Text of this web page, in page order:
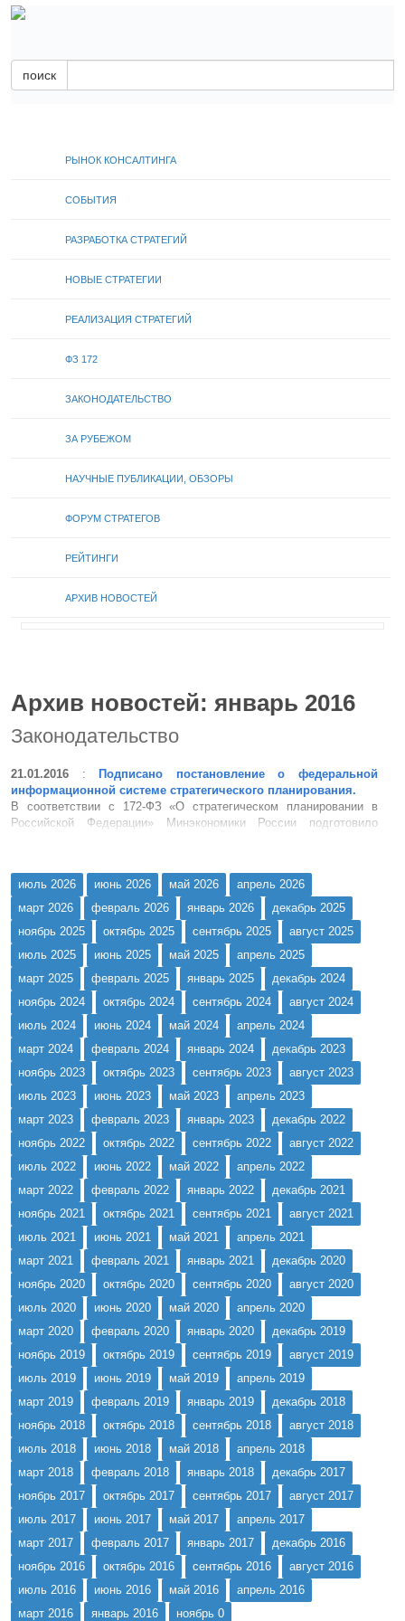
поиск
РЫНОК КОНСАЛТИНГА
СОБЫТИЯ
РАЗРАБОТКА СТРАТЕГИЙ
НОВЫЕ СТРАТЕГИИ
РЕАЛИЗАЦИЯ СТРАТЕГИЙ
ФЗ 172
ЗАКОНОДАТЕЛЬСТВО
ЗА РУБЕЖОМ
НАУЧНЫЕ ПУБЛИКАЦИИ, ОБЗОРЫ
ФОРУМ СТРАТЕГОВ
РЕЙТИНГИ
АРХИВ НОВОСТЕЙ
Архив новостей: январь 2016
Законодательство
21.01.2016 :
Подписано постановление о федеральной
информационной системе стратегического планирования.
В соответствии с 172-ФЗ «О стратегическом планировании в
Российской Федерации» Минэкономики России подготовило
внесении изменений в Положение о государственной автомат...
июль 2026
июнь 2026 май 2026
апрель 2026
март 2026
февраль 2026 январь 2026
декабрь 2025
ноябрь 2025
октябрь 2025 сентябрь 2025
август 2025
июль 2025
июнь 2025 май 2025
апрель 2025
март 2025
февраль 2025 январь 2025
декабрь 2024
ноябрь 2024
октябрь 2024 сентябрь 2024
август 2024
июль 2024
июнь 2024 май 2024
апрель 2024
март 2024
февраль 2024 январь 2024
декабрь 2023
ноябрь 2023
октябрь 2023 сентябрь 2023
август 2023
июль 2023
июнь 2023 май 2023
апрель 2023
март 2023
февраль 2023 январь 2023
декабрь 2022
ноябрь 2022
октябрь 2022 сентябрь 2022
август 2022
июль 2022
июнь 2022 май 2022
апрель 2022
март 2022
февраль 2022 январь 2022
декабрь 2021
ноябрь 2021
октябрь 2021 сентябрь 2021
август 2021
июль 2021
июнь 2021 май 2021
апрель 2021
март 2021
февраль 2021 январь 2021
декабрь 2020
ноябрь 2020
октябрь 2020 сентябрь 2020
август 2020
июль 2020
июнь 2020 май 2020
апрель 2020
март 2020
февраль 2020 январь 2020
декабрь 2019
ноябрь 2019
октябрь 2019 сентябрь 2019
август 2019
июль 2019
июнь 2019 май 2019
апрель 2019
март 2019
февраль 2019 январь 2019
декабрь 2018
ноябрь 2018
октябрь 2018 сентябрь 2018
август 2018
июль 2018
июнь 2018 май 2018
апрель 2018
март 2018
февраль 2018 январь 2018
декабрь 2017
ноябрь 2017
октябрь 2017 сентябрь 2017
август 2017
июль 2017
июнь 2017 май 2017
апрель 2017
март 2017
февраль 2017 январь 2017
декабрь 2016
ноябрь 2016
октябрь 2016 сентябрь 2016
август 2016
июль 2016
июнь 2016 май 2016
апрель 2016
март 2016
январь 2016 ноябрь 0